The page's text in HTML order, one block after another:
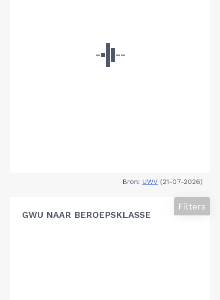
Bron: UWV (21-07-2026)
GWU NAAR BEROEPSKLASSE
Filters